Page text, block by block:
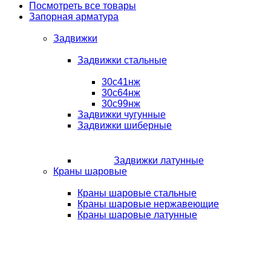
Посмотреть все товары
Запорная арматура
Задвижки
Задвижки стальные
30с41нж
30с64нж
30с99нж
Задвижки чугунные
Задвижки шиберные
Задвижки латунные
Краны шаровые
Краны шаровые стальные
Краны шаровые нержавеющие
Краны шаровые латунные